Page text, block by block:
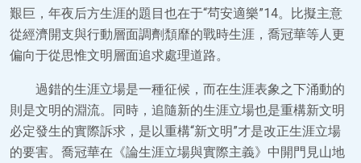
艱巨，年夜后方生涯的題目也在于“茍安適樂”14。比擬主意
從經濟開支與行動層面調劑頹靡的戰時生涯，喬冠華等人更
偏向于從思惟文明層面追求處理道路。
過錯的生涯立場是一種征候，而在生涯表象之下涌動的
則是文明的淵流。同時，追隨新的生涯立場也是重構新文明
必定發生的實際訴求，是以重構“新文明”才是改正生涯立場
的要害。喬冠華在《論生涯立場與實際主義》中開門見山地